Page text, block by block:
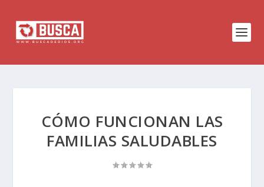
CÓMO FUNCIONAN LAS
FAMILIAS SALUDABLES